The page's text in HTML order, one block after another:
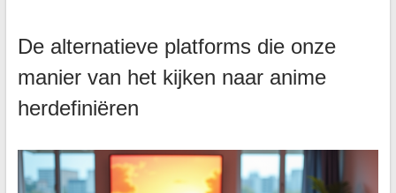
De alternatieve platforms die onze
manier van het kijken naar anime
herdefiniëren